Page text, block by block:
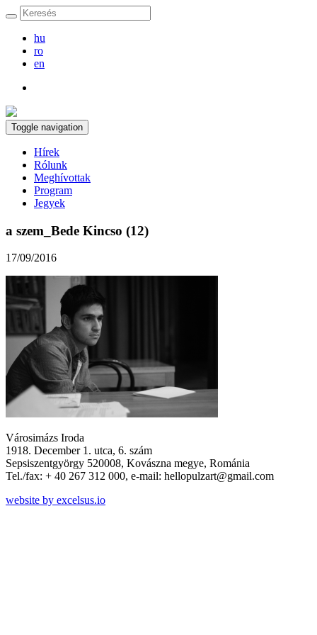
hu
ro
en
Toggle navigation
Hírek
Rólunk
Meghívottak
Program
Jegyek
a szem_Bede Kincso (12)
17/09/2016
Városimázs Iroda
1918. December 1. utca, 6. szám
Sepsiszentgyörgy 520008, Kovászna megye, Románia
Tel./fax: + 40 267 312 000, e-mail: hellopulzart@gmail.com
website by excelsus.io